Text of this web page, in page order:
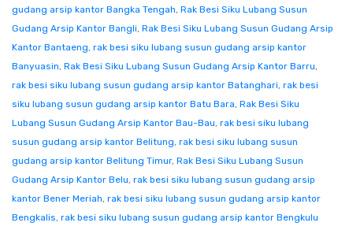
gudang arsip kantor Bangka Tengah, Rak Besi Siku Lubang Susun
Gudang Arsip Kantor Bangli, Rak Besi Siku Lubang Susun Gudang Arsip
Kantor Bantaeng, rak besi siku lubang susun gudang arsip kantor
Banyuasin, Rak Besi Siku Lubang Susun Gudang Arsip Kantor Barru,
rak besi siku lubang susun gudang arsip kantor Batanghari, rak besi
siku lubang susun gudang arsip kantor Batu Bara, Rak Besi Siku
Lubang Susun Gudang Arsip Kantor Bau-Bau, rak besi siku lubang
susun gudang arsip kantor Belitung, rak besi siku lubang susun
gudang arsip kantor Belitung Timur, Rak Besi Siku Lubang Susun
Gudang Arsip Kantor Belu, rak besi siku lubang susun gudang arsip
kantor Bener Meriah, rak besi siku lubang susun gudang arsip kantor
Bengkalis, rak besi siku lubang susun gudang arsip kantor Bengkulu